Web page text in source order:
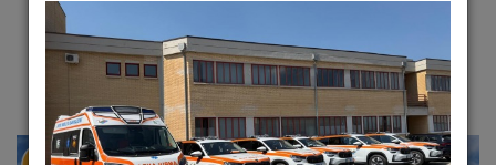
Freddo, a L'Aquila anticipata la data di
accensione delle caldaie